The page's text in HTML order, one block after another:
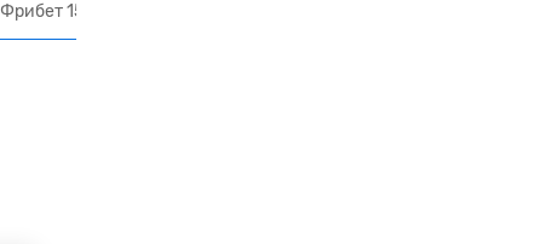
Фрибет 15000 ₽ всем новым игрокам